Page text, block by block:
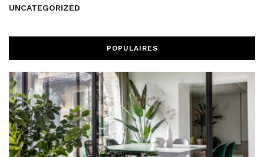
UNCATEGORIZED
POPULAIRES